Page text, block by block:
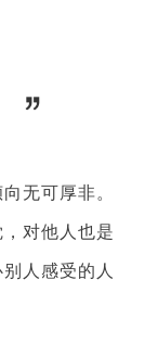
无可厚非。
对他人也是
人感受的人